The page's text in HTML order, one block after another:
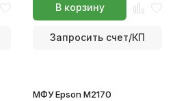
В корзину
Запросить счет/КП
МФУ Epson M2170